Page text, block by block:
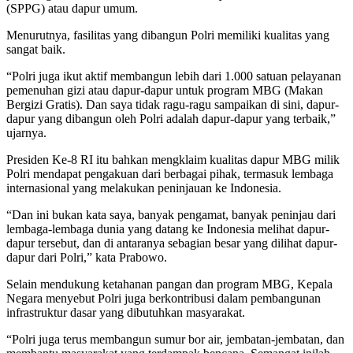
(SPPG) atau dapur umum.
Menurutnya, fasilitas yang dibangun Polri memiliki kualitas yang
sangat baik.
“Polri juga ikut aktif membangun lebih dari 1.000 satuan pelayanan
pemenuhan gizi atau dapur-dapur untuk program MBG (Makan
Bergizi Gratis). Dan saya tidak ragu-ragu sampaikan di sini, dapur-
dapur yang dibangun oleh Polri adalah dapur-dapur yang terbaik,”
ujarnya.
Presiden Ke-8 RI itu bahkan mengklaim kualitas dapur MBG milik
Polri mendapat pengakuan dari berbagai pihak, termasuk lembaga
internasional yang melakukan peninjauan ke Indonesia.
“Dan ini bukan kata saya, banyak pengamat, banyak peninjau dari
lembaga-lembaga dunia yang datang ke Indonesia melihat dapur-
dapur tersebut, dan di antaranya sebagian besar yang dilihat dapur-
dapur dari Polri,” kata Prabowo.
Selain mendukung ketahanan pangan dan program MBG, Kepala
Negara menyebut Polri juga berkontribusi dalam pembangunan
infrastruktur dasar yang dibutuhkan masyarakat.
“Polri juga terus membangun sumur bor air, jembatan-jembatan, dan